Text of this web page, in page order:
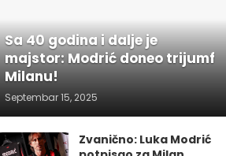
Sa 40 godina i dalje je
majstor: Modrić doneo trijumf
Milanu!
Septembar 15, 2025
Zvanično: Luka Modrić